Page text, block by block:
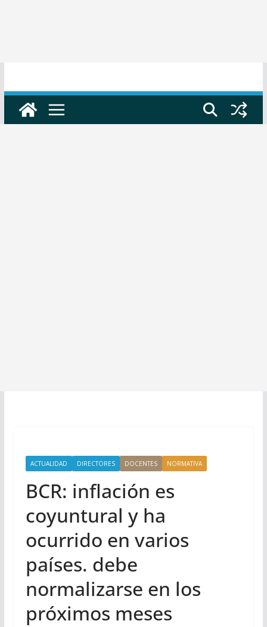
ACTUALIDAD DIRECTORES DOCENTES NORMATIVA
BCR: inflación es
coyuntural y ha
ocurrido en varios
países. debe
normalizarse en los
próximos meses